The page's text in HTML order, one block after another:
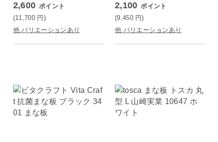
2,600 ポイント
(11,700 円 )
他 バリエーションあり
2,100 ポイント
(9,450 円)
他 バリエーションあり